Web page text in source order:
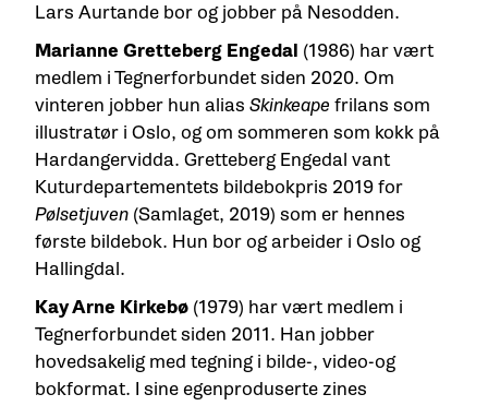
Lars Aurtande bor og jobber på Nesodden.
Marianne Gretteberg Engedal (1986) har vært
medlem i Tegnerforbundet siden 2020. Om
vinteren jobber hun aliasSkinkeape frilans som
illustratør i Oslo, og om sommeren som kokk på
Hardangervidda. Gretteberg Engedal vant
Kuturdepartementets bildebokpris 2019 for
Pølsetjuven (Samlaget, 2019) som er hennes
første bildebok. Hun bor og arbeider i Oslo og
Hallingdal.
Kay Arne Kirkebø (1979) har vært medlem i
Tegnerforbundet siden 2011. Han jobber
hovedsakelig med tegning i bilde-, video-og
bokformat. I sine egenproduserte zines